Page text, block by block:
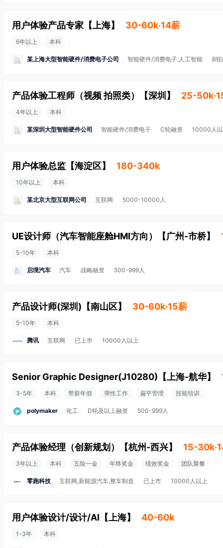
用户体验产品专家 【 上海】 30-60k·14薪
6年以上 本科
某上海大型智能硬件/消费电子公司 智能硬件/消费电子,人工智能 B
产品体验工程师（视频 拍照类） 【深圳 】 25-
4年以上 本科
某深圳大型智能硬件公司 智能硬件/消费电子 C轮融资 10000人
用户体验总监 【海淀区】 180-340k
10年以上 本科
某北京大型互联网公司 互联网 5000-10000人
UE设计师（汽车智能座舱HMI方向） 【广州-市桥】
5-10年 本科
启境汽车 汽车 战略融资 500-999人
产品设计师(深圳) 【南山区】 30-60k·15薪
5-10年 本科
腾讯 互联网 已上市 10000人以上
Senior Graphic Designer(J10280) 【 上海-航华】
3-5年 本科 带薪年假 弹性工作 扁平管理 技能培训
polymaker 化工 D轮及以上融资 500-999人
产品体验经理（创新规划） 【杭州-西兴】 15-
3年以上 本科 五险一金 年终奖金 绩效奖金 团队聚餐
零跑科技 互联网,新能源汽车,整车制造 已上市 10000人以上
用户体验设计/设计/AI 【 上海】 40-60k
1-3年 本科